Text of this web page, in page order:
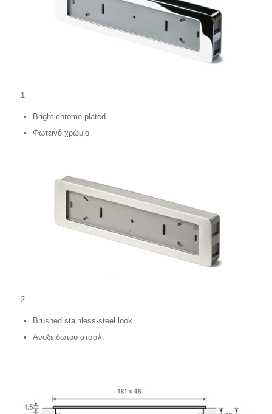
1
Bright chrome plated
Φωτεινό χρώμιο
2
Brushed stainless-steel look
Ανοξείδωτου ατσάλι